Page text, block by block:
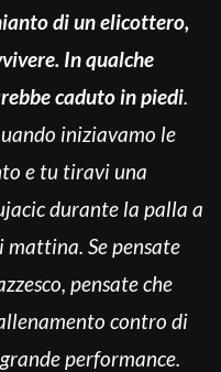
di un elicottero,
In qualche
caduto in piedi.
iniziavamo le
e tu tiravi una
durante la palla a
mattina. Se pensate
pensate che
contro di
performance.